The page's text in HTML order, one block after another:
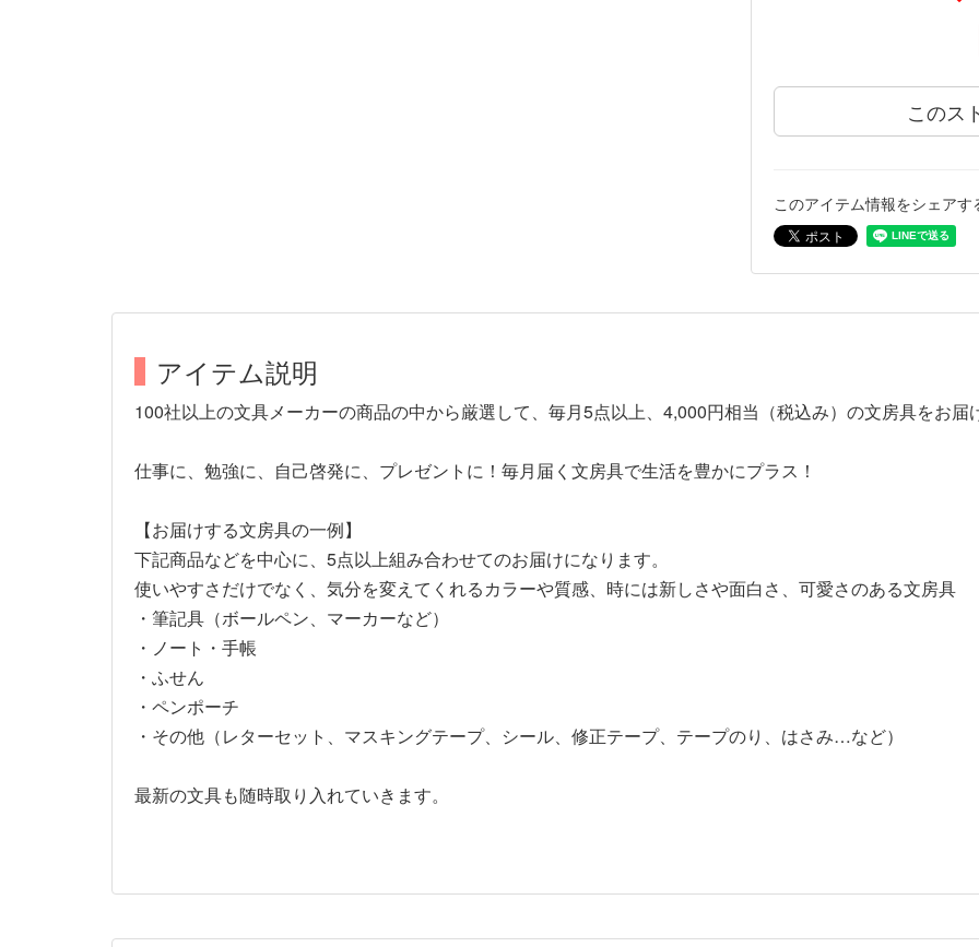
このス
このアイテム情報をシェアす
アイテム説明
100社以上の文具メーカーの商品の中から厳選して、毎月5点以上、4,000円相当（税込み）の文房具をお届
仕事に、勉強に、自己啓発に、プレゼントに！毎月届く文房具で生活を豊かにプラス！
【お届けする文房具の一例】
下記商品などを中心に、5点以上組み合わせてのお届けになります。
使いやすさだけでなく、気分を変えてくれるカラーや質感、時には新しさや面白さ、可愛さのある文房具
・筆記具（ボールペン、マーカーなど）
・ノート・手帳
・ふせん
・ペンポーチ
・その他（レターセット、マスキングテープ、シール、修正テープ、テープのり、はさみ…など）
最新の文具も随時取り入れていきます。